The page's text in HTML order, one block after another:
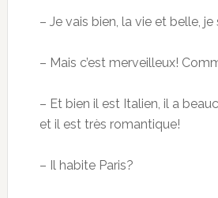
– Je vais bien, la vie et belle,
– Mais c’est merveilleux!
– Et bien il est Italien, il a
et il est très romantique!
– Il habite Paris?